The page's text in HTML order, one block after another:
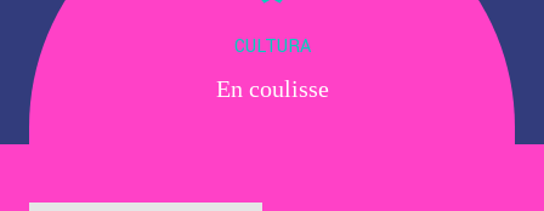
Didattica
Cultura
CULTURA
En coulisse